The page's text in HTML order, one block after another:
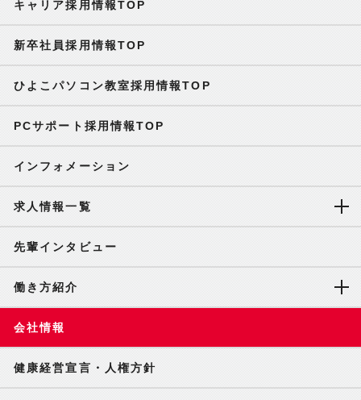
キャリア採用情報TOP
新卒社員採用情報TOP
ひよこパソコン教室採用情報TOP
PCサポート採用情報TOP
インフォメーション
求人情報一覧
先輩インタビュー
働き方紹介
会社情報
健康経営宣言・人権方針